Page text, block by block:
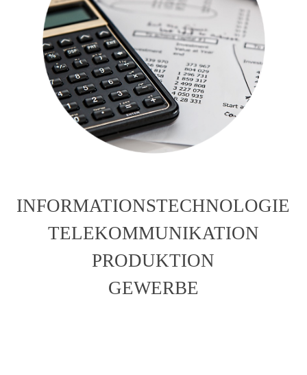
INFORMATIONSTECHNOLOGIE
TELEKOMMUNIKATION
PRODUKTION
GEWERBE